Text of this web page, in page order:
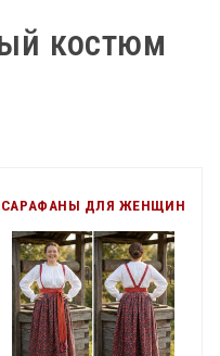
костюм
САРАФАНЫ ДЛЯ ЖЕНЩИН